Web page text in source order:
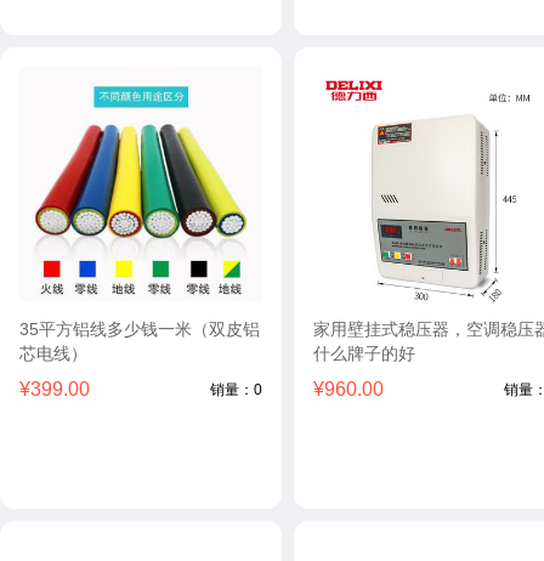
35平方铝线多少钱一米（双皮铝
芯电线）
¥399.00 销量：0
家用壁挂式稳压器，空调稳压
什么牌子的好
¥960.00 销量